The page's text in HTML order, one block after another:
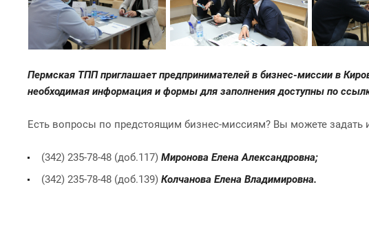
Пермская ТПП приглашает предпринимателей в бизнес-миссии в
необходимая информация и формы для заполнения доступны по
Есть вопросы по предстоящим бизнес-миссиям? Вы можете задать
(342) 235-78-48 (доб.117) Миронова Елена Александровна;
(342) 235-78-48 (доб.139) Колчанова Елена Владимировна.